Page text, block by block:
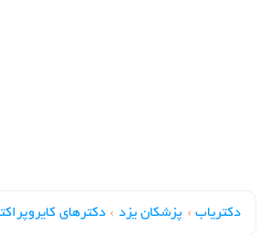
دکتریاب › پزشکان یزد › دکترهای